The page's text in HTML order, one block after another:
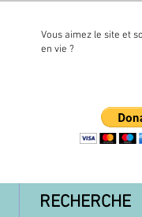
Vous aimez le site et
en vie ?
RECHERCHE